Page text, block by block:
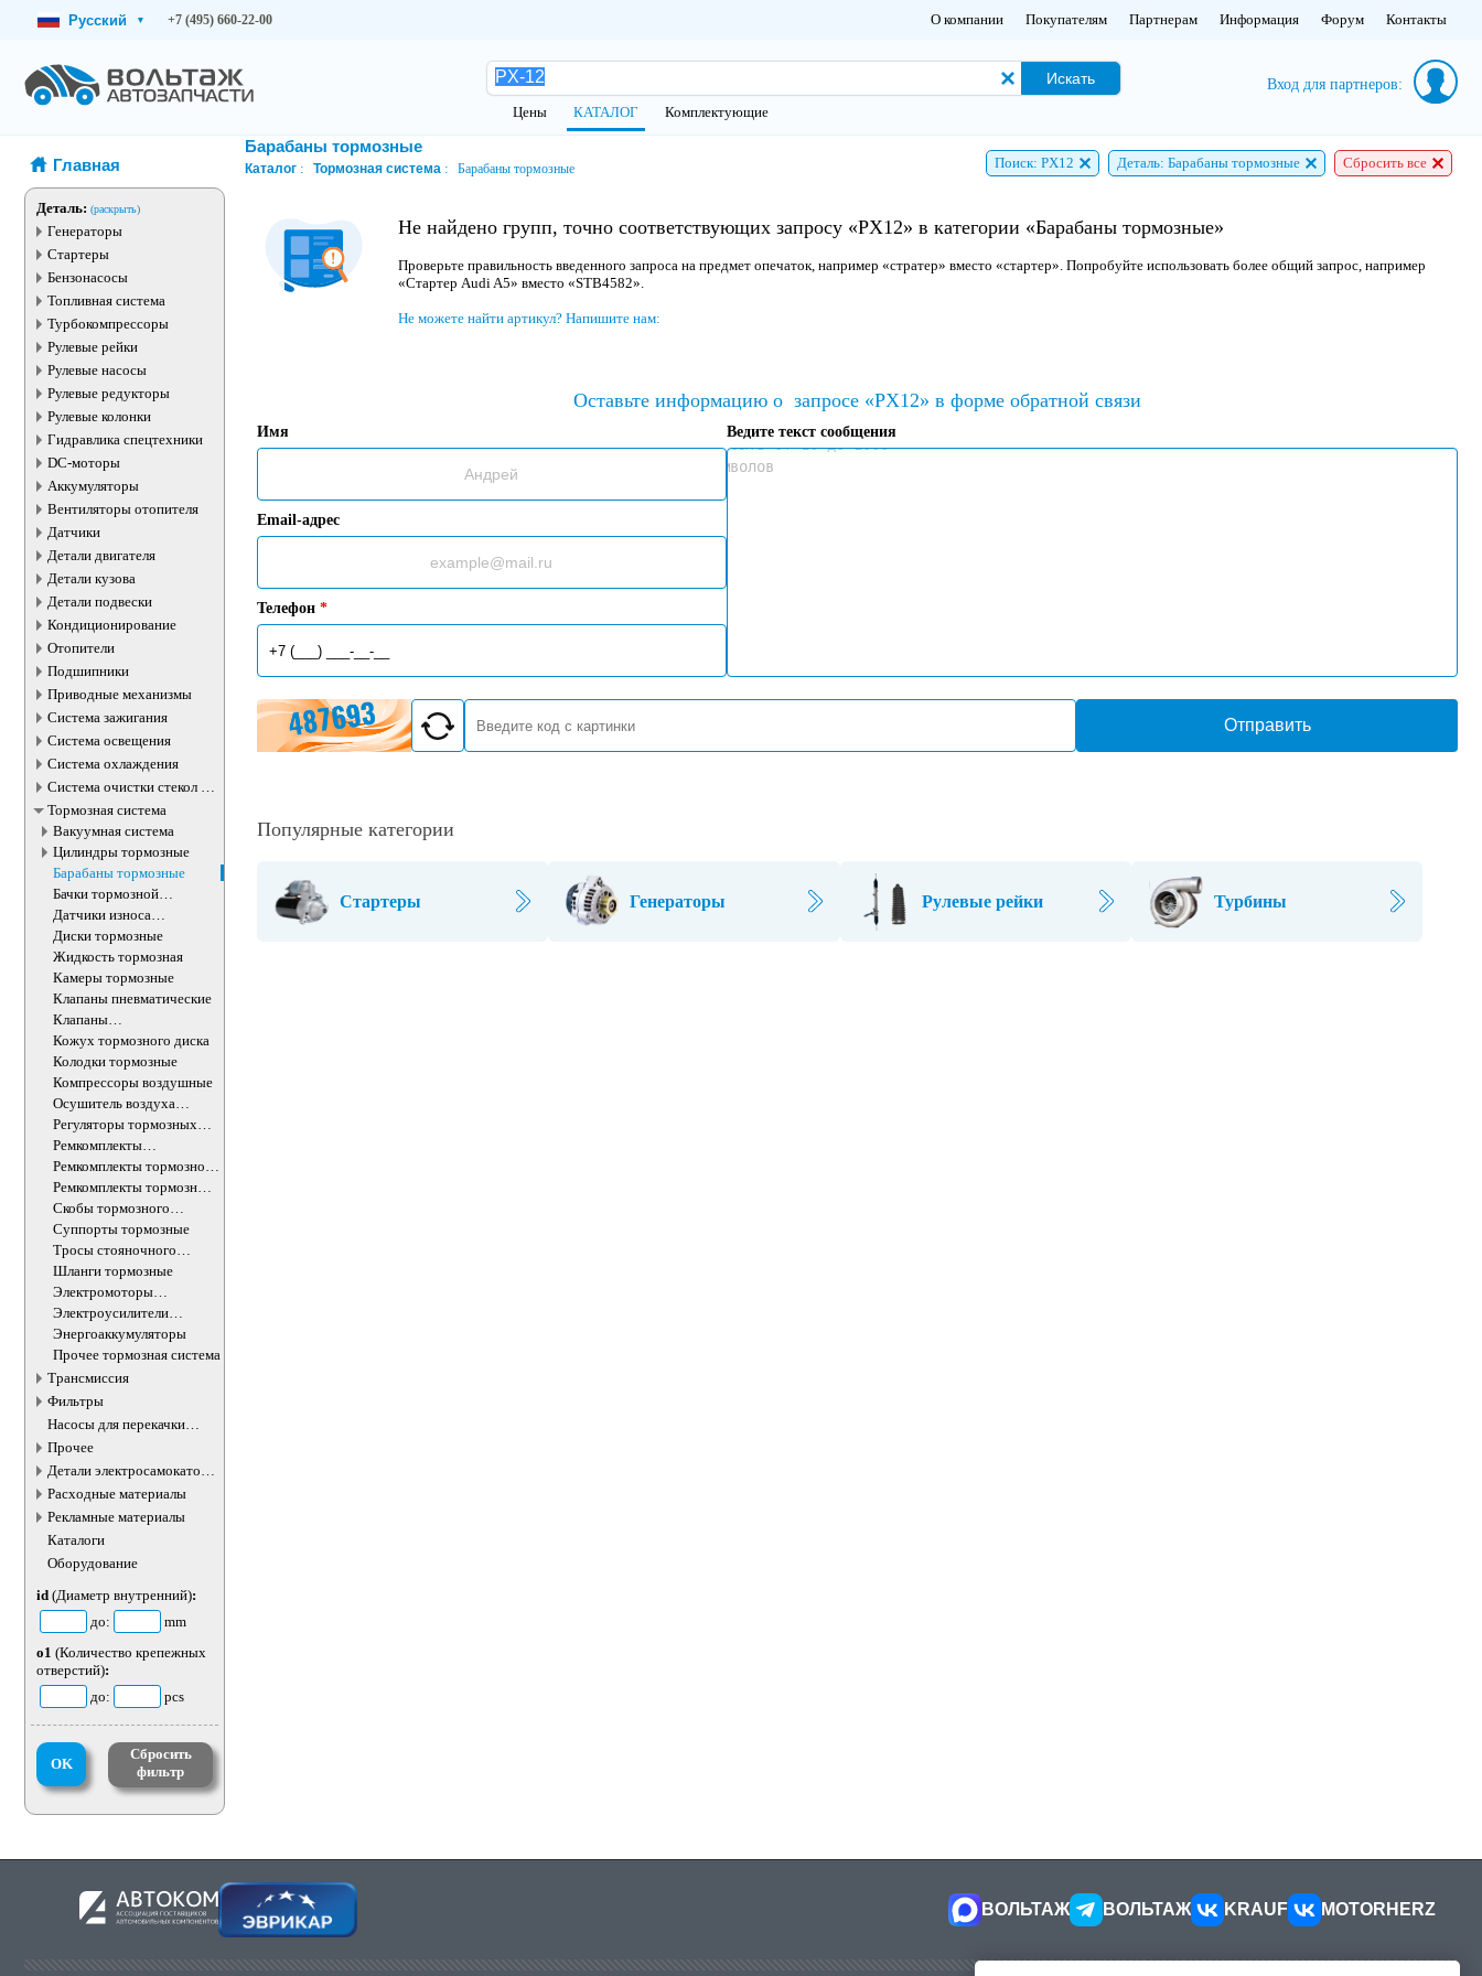
Русский ▾ +7 (495) 660-22-00 О компании Покупателям Партнерам Информация Форум Контакты
Искать
Цены КАТАЛОГ Комплектующие
Вход для партнеров:
Главная
Деталь: (раскрыть)
Генераторы
Стартеры
Бензонасосы
Топливная система
Турбокомпрессоры
Рулевые рейки
Рулевые насосы
Рулевые редукторы
Рулевые колонки
Гидравлика спецтехники
DC-моторы
Аккумуляторы
Вентиляторы отопителя
Датчики
Детали двигателя
Детали кузова
Детали подвески
Кондиционирование
Отопители
Подшипники
Приводные механизмы
Система зажигания
Система освещения
Система охлаждения
Система очистки стекол и
фар
Тормозная система
Вакуумная система
Цилиндры тормозные
Барабаны тормозные
Бачки тормозной
жидкости
Датчики износа
тормозных колодок
Диски тормозные
Жидкость тормозная
Камеры тормозные
Клапаны пневматические
Клапаны
электромагнитные
Кожух тормозного диска
Колодки тормозные
Компрессоры воздушные
Осушитель воздуха
тормозной системы
Регуляторы тормозных
усилий
Ремкомплекты
компрессоров воздушных
Ремкомплекты тормозной
системы
Ремкомплекты тормозных
суппортов
Скобы тормозного
суппорта
Суппорты тормозные
Тросы стояночного
тормоза
Шланги тормозные
Электромоторы
стояночного тормоза
Электроусилители
тормозов
Энергоаккумуляторы
Прочее тормозная система
Трансмиссия
Фильтры
Насосы для перекачки
жидкостей
Прочее
Детали электросамокатов и
электротранспорта
Расходные материалы
Рекламные материалы
Каталоги
Оборудование
id (Диаметр внутренний):
до:
mm
o1 (Количество крепежных
отверстий):
до:
pcs
OK
Сбросить
фильтр
Барабаны тормозные
Каталог Тормозная система Барабаны тормозные Поиск: PX12 Деталь: Барабаны тормозные Сбросить все
Не найдено групп, точно соответствующих запросу «PX12» в категории «Барабаны тормозные»
Проверьте правильность введенного запроса на предмет опечаток, например «стратер» вместо «стартер». Попробуйте использовать более общий запрос, например
«Стартер Audi A5» вместо «STB4582».
Не можете найти артикул? Напишите нам:
Оставьте информацию о запросе «PX12» в форме обратной связи
Имя
Email-адрес
Телефон *
Ведите текст сообщения
Отправить
Популярные категории
Стартеры Генераторы Рулевые рейки Турбины
ВОЛЬТАЖ ВОЛЬТАЖ KRAUF MOTORHERZ